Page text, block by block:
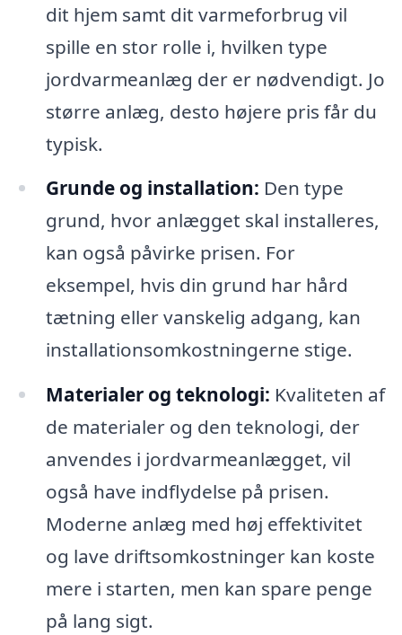
dit hjem samt dit varmeforbrug vil
spille en stor rolle i, hvilken type
jordvarmeanlæg der er nødvendigt. Jo
større anlæg, desto højere pris får du
typisk.
Grunde og installation: Den type
grund, hvor anlægget skal installeres,
kan også påvirke prisen. For
eksempel, hvis din grund har hård
tætning eller vanskelig adgang, kan
installationsomkostningerne stige.
Materialer og teknologi: Kvaliteten af
de materialer og den teknologi, der
anvendes i jordvarmeanlægget, vil
også have indflydelse på prisen.
Moderne anlæg med høj effektivitet
og lave driftsomkostninger kan koste
mere i starten, men kan spare penge
på lang sigt.